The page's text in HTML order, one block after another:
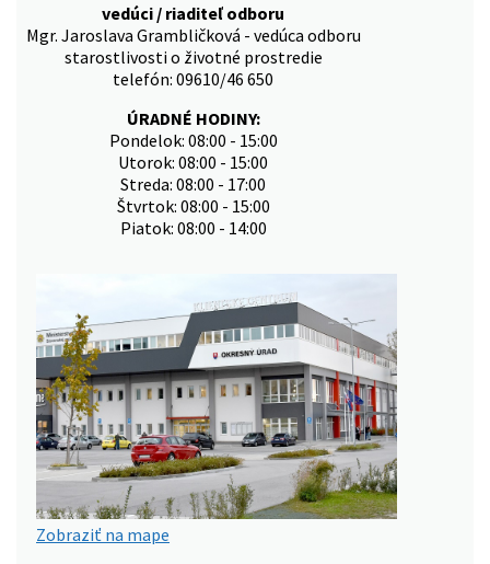
vedúci / riaditeľ odboru
Mgr. Jaroslava Grambličková - vedúca odboru
starostlivosti o životné prostredie
telefón: 09610/46 650
ÚRADNÉ HODINY:
Pondelok: 08:00 - 15:00
Utorok: 08:00 - 15:00
Streda: 08:00 - 17:00
Štvrtok: 08:00 - 15:00
Piatok: 08:00 - 14:00
Zobraziť na mape